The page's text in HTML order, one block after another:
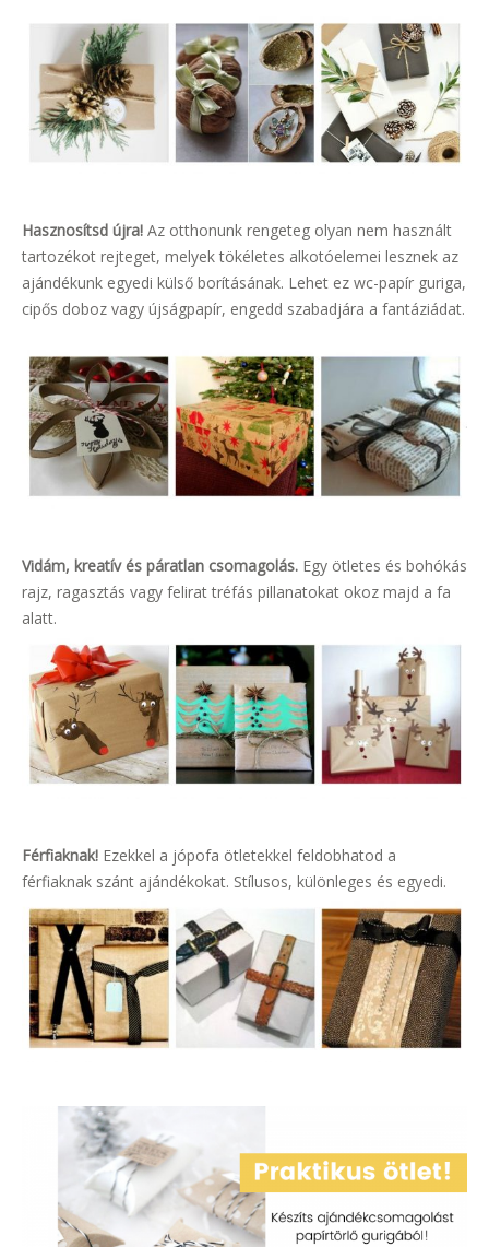
Hasznosítsd újra! Az otthonunk rengeteg olyan nem használt
tartozékot rejteget, melyek tökéletes alkotóelemei lesznek az
ajándékunk egyedi külső borításának. Lehet ez wc-papír guriga,
cipős doboz vagy újságpapír, engedd szabadjára a fantáziádat.
Vidám, kreatív és páratlan csomagolás. Egy ötletes és bohókás
rajz, ragasztás vagy felirat tréfás pillanatokat okoz majd a fa
alatt.
Férfiaknak! Ezekkel a jópofa ötletekkel feldobhatod a
férfiaknak szánt ajándékokat. Stílusos, különleges és egyedi.